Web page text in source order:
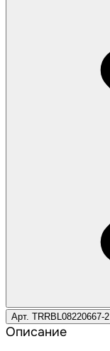
Арт. TRRBL08220667-2
Описание